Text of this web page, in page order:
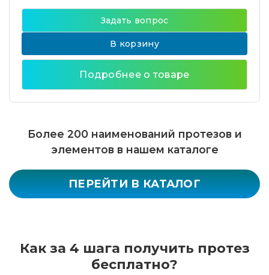
Задать вопрос
В корзину
Подробнее о товаре
Более 200 наименований протезов и
элементов в нашем каталоге
ПЕРЕЙТИ В КАТАЛОГ
Как за 4 шага получить протез
бесплатно?